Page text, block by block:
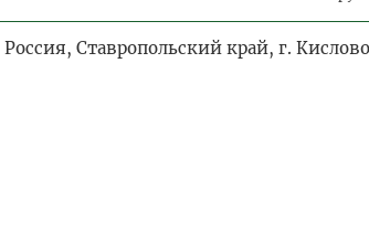
Россия, Ставропольский край, г.